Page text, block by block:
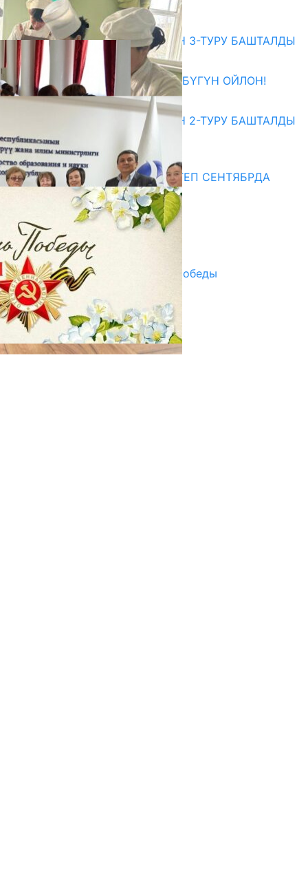
Абитуриент
ЖОЖДОРГО КАБЫЛ АЛУУНУН 3-ТУРУ БАШТАЛДЫ
27.07.2026
ӨЗҮҢДҮН КЕЛЕЧЕГИҢ ҮЧҮН БҮГҮН ОЙЛОН!
20.07.2026
ЖОЖДОРГО КАБЫЛ АЛУУНУН 2-ТУРУ БАШТАЛДЫ
20.07.2026
Медиа
СУЗАКТА 750 ОРУНДУУ МЕКТЕП СЕНТЯБРДА
ПАЙДАЛАНУУГА БЕРИЛЕТ
07.08.2025
Улуу Жеңиштин жандуу сөзү
29.04.2025
Награды в преддверии Дня Победы
29.04.2025